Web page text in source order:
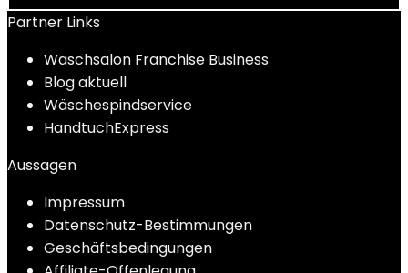
Partner Links
Waschsalon Franchise Business
Blog aktuell
Wäschespindservice
HandtuchExpress
Aussagen
Impressum
Datenschutz-Bestimmungen
Geschäftsbedingungen